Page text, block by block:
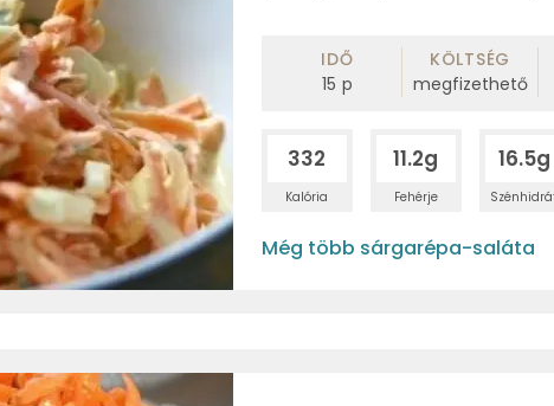
IDŐ
15 p
KÖLTSÉG
megfizethető
332
Kalória
11.2g
Fehérje
16.5g
Még több sárgarépa-saláta